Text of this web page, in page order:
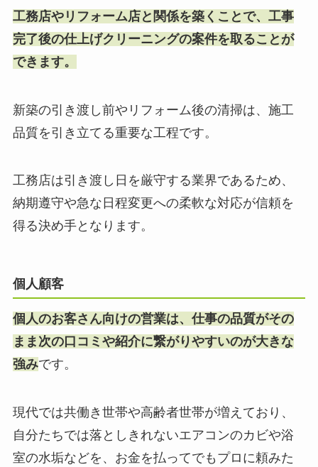
工務店やリフォーム店と関係を築くことで、工事
完了後の仕上げクリーニングの案件を取ることが
できます。
新築の引き渡し前やリフォーム後の清掃は、施工
品質を引き立てる重要な工程です。
工務店は引き渡し日を厳守する業界であるため、
納期遵守や急な日程変更への柔軟な対応が信頼を
得る決め手となります。
個人顧客
個人のお客さん向けの営業は、仕事の品質がその
まま次の口コミや紹介に繋がりやすいのが大きな
強みです。
現代では共働き世帯や高齢者世帯が増えており、
自分たちでは落としきれないエアコンのカビや浴
室の水垢などを、お金を払ってでもプロに頼みた